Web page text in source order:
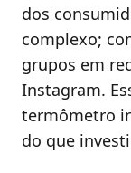
dos
complexo;
grupos em
Instagram.
termômetro
do que